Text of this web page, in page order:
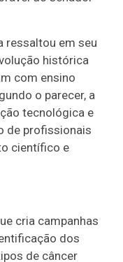
ressaltou em seu
histórica
com ensino
o parecer, a
tecnológica e
de profissionais
científico e
cria campanhas
dos
de câncer